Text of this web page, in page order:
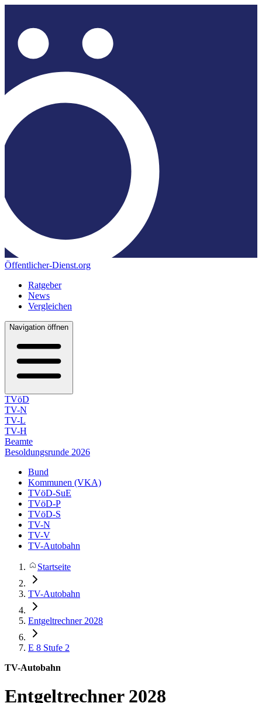
Öffentlicher-Dienst.org
Ratgeber
News
Vergleichen
Navigation öffnen
TVöD
TV-N
TV-L
TV-H
Beamte
Besoldungsrunde 2026
Bund
Kommunen (VKA)
TVöD-SuE
TVöD-P
TVöD-S
TV-N
TV-V
TV-Autobahn
Startseite
TV-Autobahn
Entgeltrechner 2028
E 8 Stufe 2
TV-Autobahn
Entgeltrechner 2028